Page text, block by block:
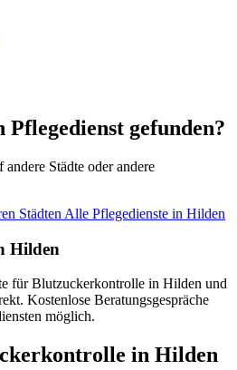
Pflegedienst gefunden?
Städte oder andere
Städten Alle Pflegedienste in Hilden
Hilden
für Blutzuckerkontrolle in Hilden und
Kostenlose Beratungsgespräche
möglich.
in Hilden